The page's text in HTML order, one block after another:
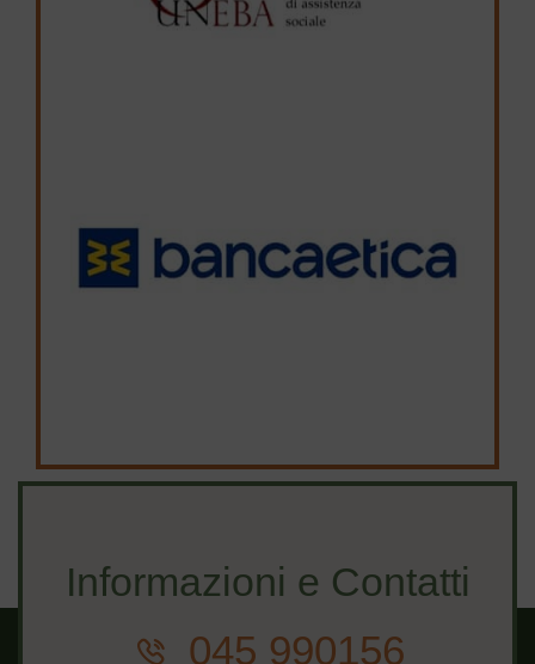
Informazioni e Contatti
045 990156